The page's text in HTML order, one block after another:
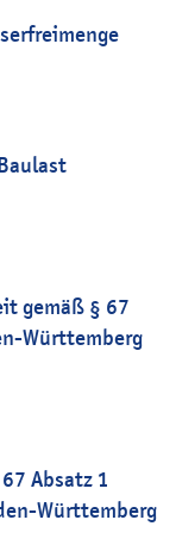
gemäß § 67
Württemberg
Absatz 1
Württemberg